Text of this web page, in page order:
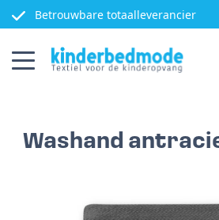
Betrouwbare totaalleverancier
Washand